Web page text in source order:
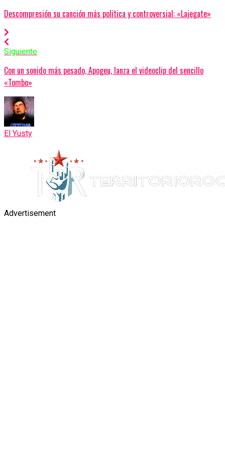
Descompresión su canción más política y controversial: «Lajegate»
Siguiente
Con un sonido más pesado, Apogeu, lanza el videoclip del sencillo
«Tombo»
El Yusty
Advertisement